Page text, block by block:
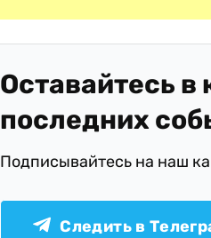
Оставайтесь в
последних
Подписывайтесь на наш
Следить в